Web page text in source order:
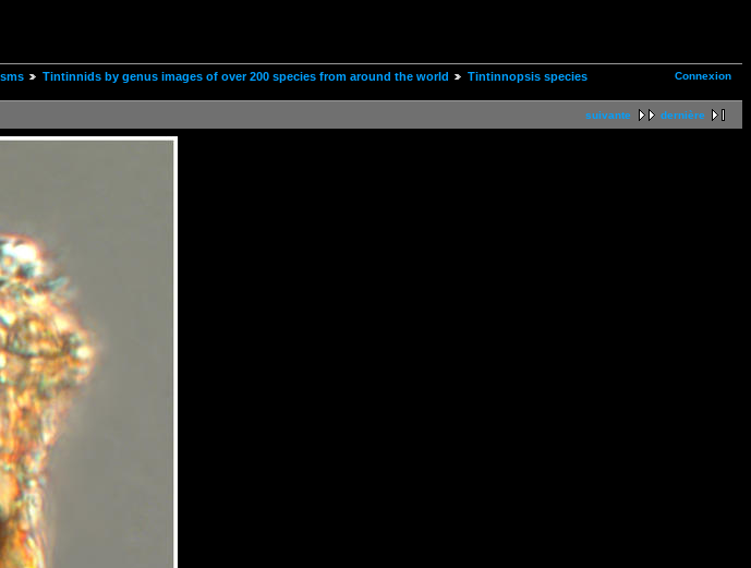
Connexion
Tintinnids by genus images of over 200 species from around the world
Tintinnopsis species
suivante dernière